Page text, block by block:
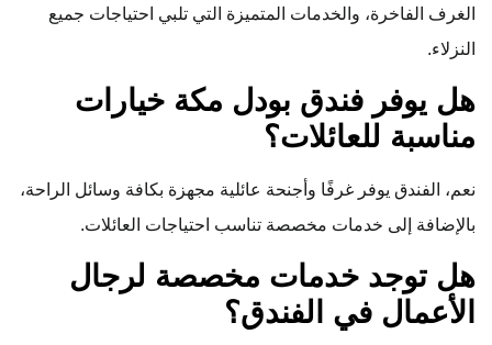
الغرف الفاخرة، والخدمات المتميزة التي تلبي احتياجات جميع
النزلاء.
هل يوفر فندق بودل مكة خيارات
مناسبة للعائلات؟
نعم، الفندق يوفر غرفًا وأجنحة عائلية مجهزة بكافة وسائل الراحة،
بالإضافة إلى خدمات مخصصة تناسب احتياجات العائلات.
هل توجد خدمات مخصصة لرجال
الأعمال في الفندق؟